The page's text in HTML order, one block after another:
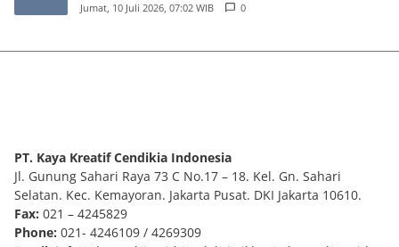
Jumat, 10 Juli 2026, 07:02 WIB 0
PT. Kaya Kreatif Cendikia Indonesia
Jl. Gunung Sahari Raya 73 C No.17 – 18. Kel. Gn. Sahari
Selatan. Kec. Kemayoran. Jakarta Pusat. DKI Jakarta 10610.
Fax: 021 – 4245829
Phone: 021- 4246109 / 4269309